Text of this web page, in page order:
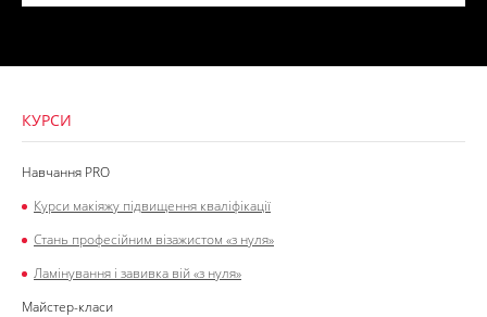
КУРСИ
Навчання PRO
Курси макіяжу підвищення кваліфікації
Стань професійним візажистом «з нуля»
Ламінування і завивка вій «з нуля»
Майстер-класи